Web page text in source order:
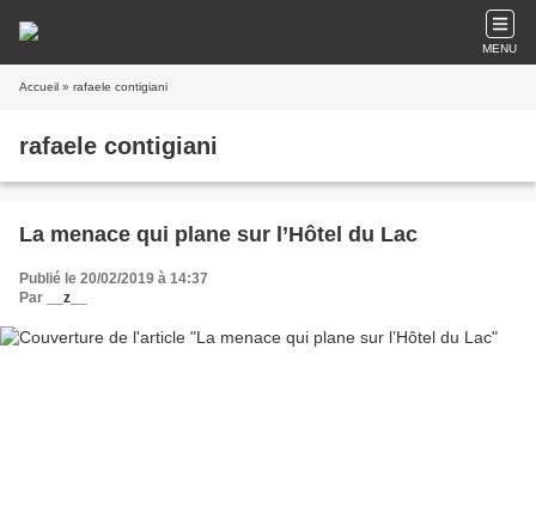
MENU
Accueil » rafaele contigiani
rafaele contigiani
La menace qui plane sur l’Hôtel du Lac
Publié le 20/02/2019 à 14:37
Par
__z__